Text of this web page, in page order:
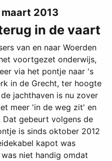
maart 2013
in de vaart
van en naar Woerden
voortgezet onderwijs,
via het pontje naar 's
in de Grecht, ter hoogte
jachthaven is nu zover
meer 'in de weg zit' en
gebeurt volgens de
is sinds oktober 2012
kapot was
niet handig omdat